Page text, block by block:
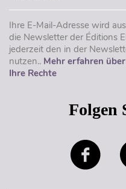
Ihre E-Mail-Adresse wird
die Newsletter der Éditions
jederzeit den in der
nutzen.. Mehr erfahren
Ihre Rechte
Folgen